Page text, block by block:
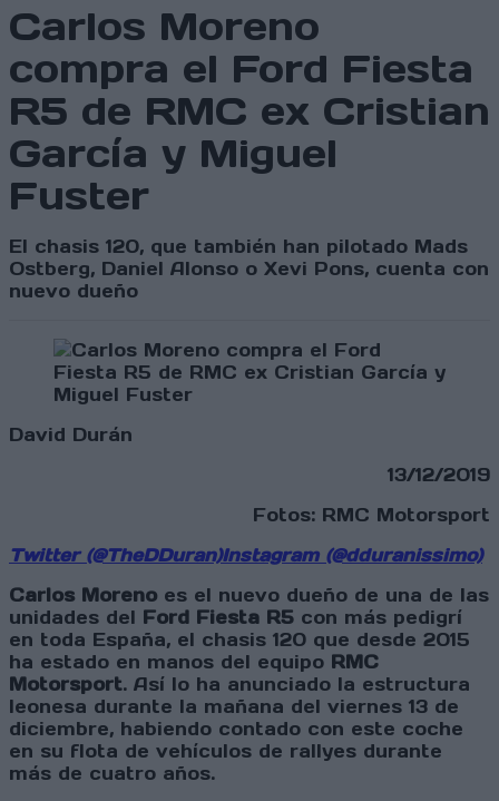
Carlos Moreno
compra el Ford Fiesta
R5 de RMC ex Cristian
García y Miguel
Fuster
El chasis 120, que también han pilotado Mads
Ostberg, Daniel Alonso o Xevi Pons, cuenta con
nuevo dueño
David Durán
13/12/2019
Fotos: RMC Motorsport
Twitter (@TheDDuran)Instagram (@dduranissimo)
Carlos Moreno es el nuevo dueño de una de las
unidades del Ford Fiesta R5 con más pedigrí
en toda España, el chasis 120 que desde 2015
ha estado en manos del equipo RMC
Motorsport. Así lo ha anunciado la estructura
leonesa durante la mañana del viernes 13 de
diciembre, habiendo contado con este coche
en su flota de vehículos de rallyes durante
más de cuatro años.